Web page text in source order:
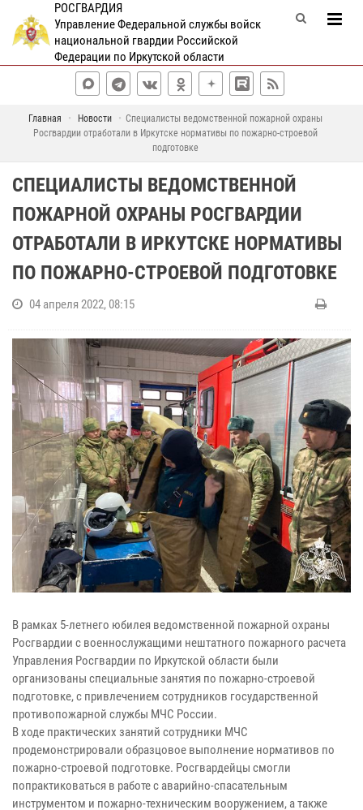
РОСГВАРДИЯ
Управление Федеральной службы войск
национальной гвардии Российской
Федерации по Иркутской области
Главная Новости
Специалисты ведомственной пожарной охраны
Росгвардии отработали в Иркутске нормативы по пожарно-строевой
подготовке
СПЕЦИАЛИСТЫ ВЕДОМСТВЕННОЙ
ПОЖАРНОЙ ОХРАНЫ РОСГВАРДИИ
ОТРАБОТАЛИ В ИРКУТСКЕ НОРМАТИВЫ
ПО ПОЖАРНО-СТРОЕВОЙ ПОДГОТОВКЕ
04 апреля 2022, 08:15
В рамках 5-летнего юбилея ведомственной пожарной охраны
Росгвардии с военнослужащими нештатного пожарного расчета
Управления Росгвардии по Иркутской области были
организованы специальные занятия по пожарно-строевой
подготовке, с привлечением сотрудников государственной
противопожарной службы МЧС России.
В ходе практических занятий сотрудники МЧС
продемонстрировали образцовое выполнение нормативов по
пожарно-строевой подготовке. Росгвардейцы смогли
попрактиковаться в работе с аварийно-спасательным
инструментом и пожарно-техническим вооружением, а также